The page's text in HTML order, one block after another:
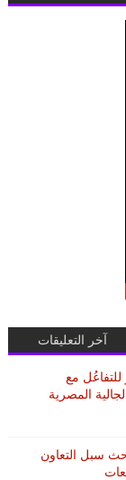
آخر التعليقات
للتفاعُل مع
المصرية
سبل التعاون